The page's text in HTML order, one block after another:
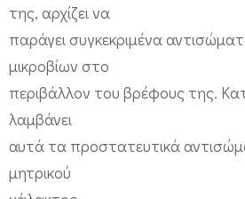
ε
ρ
α
π
ε
ί
της, αρχίζει να
παράγει συγκεκριμένα
μικροβίων στο
περιβάλλον του βρέφους της.
λαμβάνει
αυτά τα προστατευτικά
μητρικού